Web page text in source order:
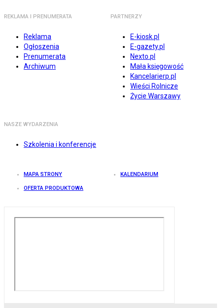
REKLAMA I PRENUMERATA
Reklama
Ogłoszenia
Prenumerata
Archiwum
PARTNERZY
E-kiosk.pl
E-gazety.pl
Nexto.pl
Mała księgowość
Kancelarierp.pl
Wieści Rolnicze
Życie Warszawy
NASZE WYDARZENIA
Szkolenia i konferencje
MAPA STRONY KALENDARIUM
OFERTA PRODUKTOWA